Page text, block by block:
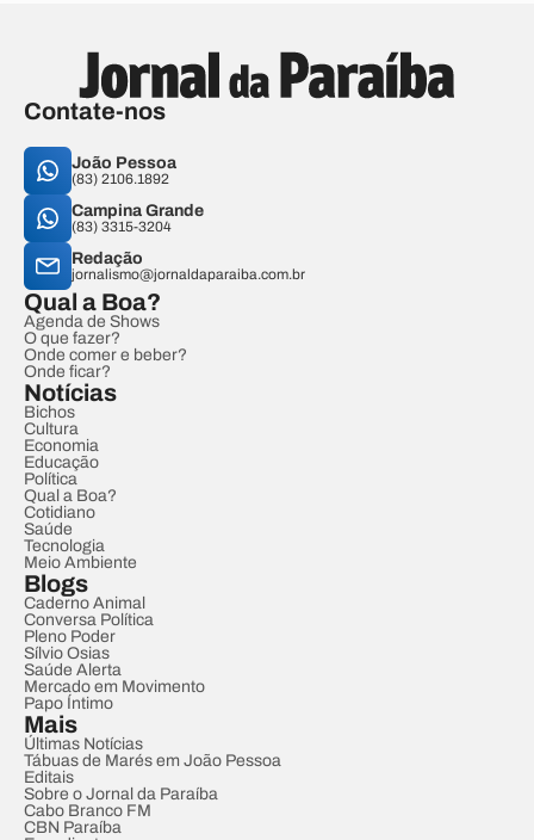
Contate-nos
João Pessoa
(83) 2106.1892
Campina Grande
(83) 3315-3204
Redação
jornalismo@jornaldaparaiba.com.br
Qual a Boa?
Agenda de Shows
O que fazer?
Onde comer e beber?
Onde ficar?
Notícias
Bichos
Cultura
Economia
Educação
Política
Qual a Boa?
Cotidiano
Saúde
Tecnologia
Meio Ambiente
Blogs
Caderno Animal
Conversa Política
Pleno Poder
Sílvio Osias
Saúde Alerta
Mercado em Movimento
Papo Íntimo
Mais
Últimas Notícias
Tábuas de Marés em João Pessoa
Editais
Sobre o Jornal da Paraíba
Cabo Branco FM
CBN Paraíba